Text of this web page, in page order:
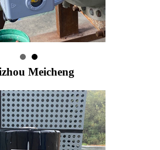
Meicheng